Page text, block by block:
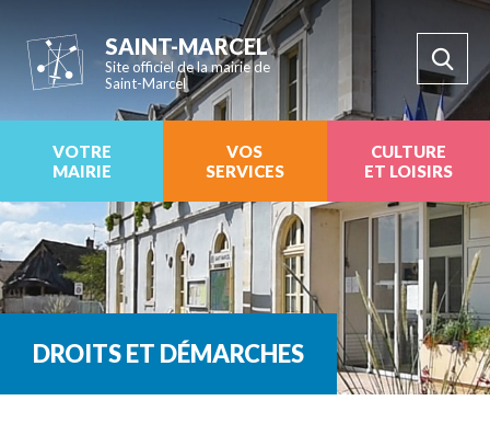
SAINT-MARCEL
Site officiel de la mairie de
Saint-Marcel
VOTRE
MAIRIE
VOS
SERVICES
CULTURE
ET LOISIRS
DROITS ET DÉMARCHES